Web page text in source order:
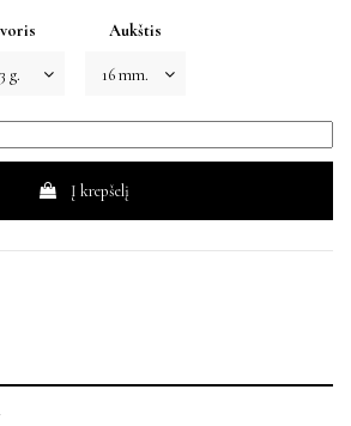
Aukštis
Į krepšelį